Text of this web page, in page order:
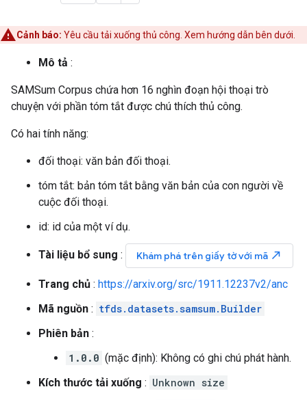
Cảnh báo: Yêu cầu tải xuống thủ công. Xem hướng dẫn bên dưới.
Mô tả :
SAMSum Corpus chứa hơn 16 nghìn đoạn hội thoại trò
chuyện với phần tóm tắt được chú thích thủ công.
Có hai tính năng:
đối thoại: văn bản đối thoại.
tóm tắt: bản tóm tắt bằng văn bản của con người về
cuộc đối thoại.
id: id của một ví dụ.
Tài liệu bổ sung : Khám phá trên giấy tờ với mã north_east
Trang chủ : https://arxiv.org/src/1911.12237v2/anc
Mã nguồn : tfds.datasets.samsum.Builder
Phiên bản :
1.0.0 (mặc định): Không có ghi chú phát hành.
Kích thước tải xuống : Unknown size